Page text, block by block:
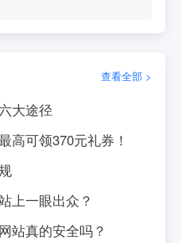
查看全部 >
大途径
高可领370元礼券！
上一眼出众？
站真的安全吗？